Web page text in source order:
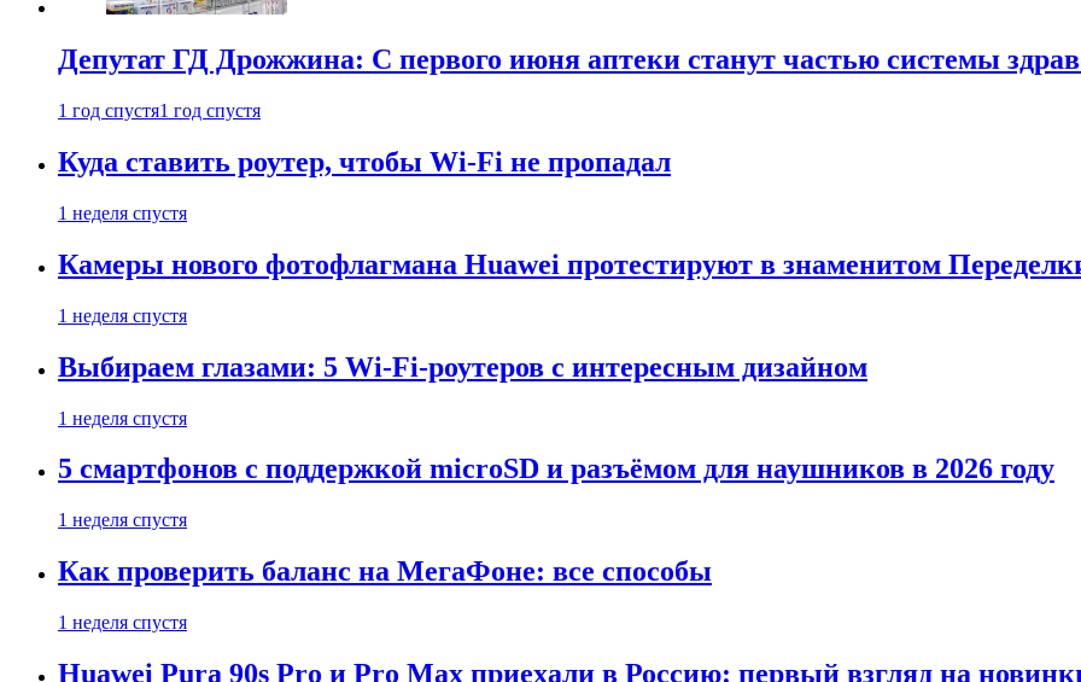
Депутат ГД Дрожжина: С первого июня аптеки станут частью системы
1 год спустя1 год спустя
Куда ставить роутер, чтобы Wi-Fi не пропадал
1 неделя спустя
Камеры нового фотофлагмана Huawei протестируют в знаменитом
1 неделя спустя
Выбираем глазами: 5 Wi-Fi-роутеров с интересным дизайном
1 неделя спустя
5 смартфонов с поддержкой microSD и разъёмом для наушников в 2026 году
1 неделя спустя
Как проверить баланс на МегаФоне: все способы
1 неделя спустя
Huawei Pura 90s Pro и Pro Max приехали в Россию: первый взгляд на